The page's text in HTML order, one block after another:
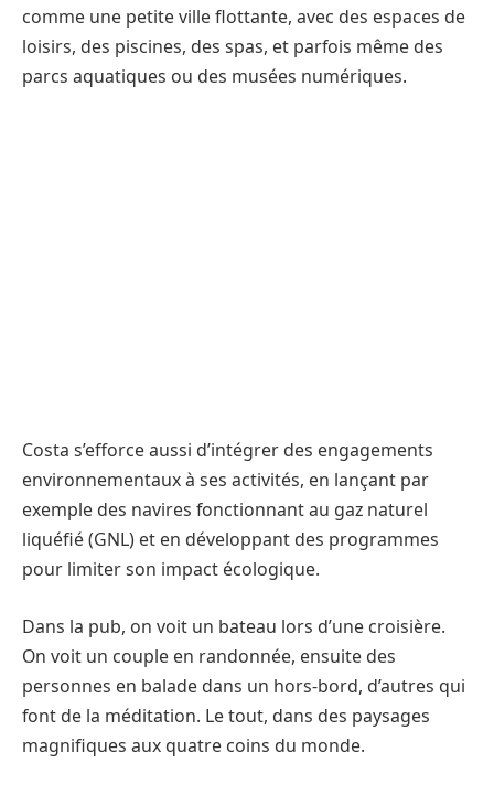
comme une petite ville flottante, avec des espaces de
loisirs, des piscines, des spas, et parfois même des
parcs aquatiques ou des musées numériques.
Costa s’efforce aussi d’intégrer des engagements
environnementaux à ses activités, en lançant par
exemple des navires fonctionnant au gaz naturel
liquéfié (GNL) et en développant des programmes
pour limiter son impact écologique.
Dans la pub, on voit un bateau lors d’une croisière.
On voit un couple en randonnée, ensuite des
personnes en balade dans un hors-bord, d’autres qui
font de la méditation. Le tout, dans des paysages
magnifiques aux quatre coins du monde.